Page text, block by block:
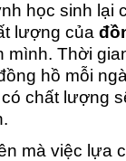
học sinh lại
lượng của
mình. Thời
hồ mỗi
chất lượng
mà việc lựa